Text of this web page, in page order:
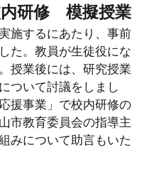
研修 模擬授業
施するにあたり、事前
た。教員が生徒役にな
授業後には、研究授業
ついて討議をしまし
援事業」で校内研修の
市教育委員会の指導主
みについて助言もいた